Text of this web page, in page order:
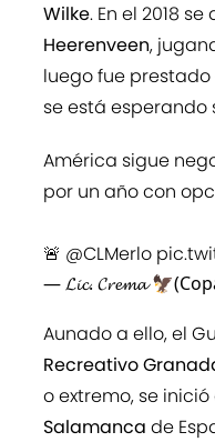
Wilke. En el 2018
Heerenveen,
luego fue prestado
se está esperando
América sigue
por un año con
🚨 @CLMerlo
— 𝓛𝓲𝓬. 𝓒𝓻𝓮𝓶𝓪
Aunado a ello, el
Recreativo
o extremo, se inició
Salamanca de